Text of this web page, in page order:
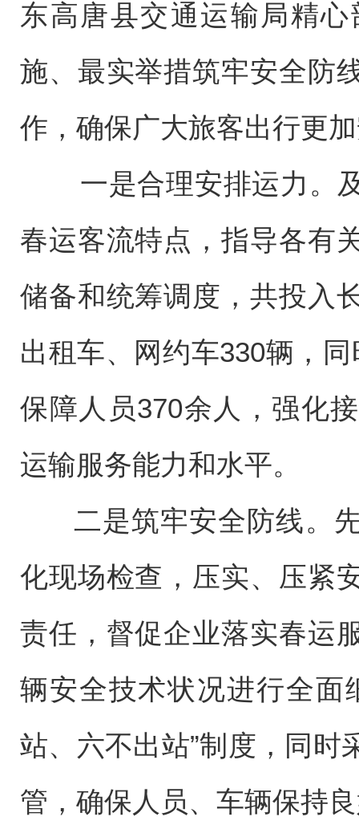
东高唐县交通运输局精
施、最实举措筑牢安全防
作，确保广大旅客出行更
一是合理安排运力。及
春运客流特点，指导各有
储备和统筹调度，共投入
出租车、网约车330辆，
保障人员370余人，强化
运输服务能力和水平。
二是筑牢安全防线。先
化现场检查，压实、压紧
责任，督促企业落实春运
辆安全技术状况进行全面
站、六不出站”制度，同时
管，确保人员、车辆保持